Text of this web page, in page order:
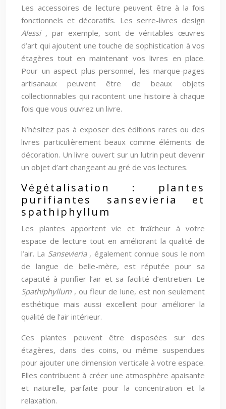
Les accessoires de lecture peuvent être à la fois
fonctionnels et décoratifs. Les serre-livres design
Alessi , par exemple, sont de véritables œuvres
d’art qui ajoutent une touche de sophistication à vos
étagères tout en maintenant vos livres en place.
Pour un aspect plus personnel, les marque-pages
artisanaux peuvent être de beaux objets
collectionnables qui racontent une histoire à chaque
fois que vous ouvrez un livre.
N’hésitez pas à exposer des éditions rares ou des
livres particulièrement beaux comme éléments de
décoration. Un livre ouvert sur un lutrin peut devenir
un objet d’art changeant au gré de vos lectures.
Végétalisation : plantes
purifiantes sansevieria et
spathiphyllum
Les plantes apportent vie et fraîcheur à votre
espace de lecture tout en améliorant la qualité de
l’air. La Sansevieria , également connue sous le nom
de langue de belle-mère, est réputée pour sa
capacité à purifier l’air et sa facilité d’entretien. Le
Spathiphyllum , ou fleur de lune, est non seulement
esthétique mais aussi excellent pour améliorer la
qualité de l’air intérieur.
Ces plantes peuvent être disposées sur des
étagères, dans des coins, ou même suspendues
pour ajouter une dimension verticale à votre espace.
Elles contribuent à créer une atmosphère apaisante
et naturelle, parfaite pour la concentration et la
relaxation.